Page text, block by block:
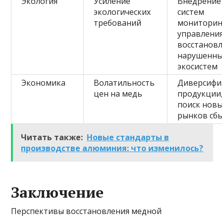
экологических
требований
систем
экосистем
Экономика
Волатильность
цен на медь
поиск
рынков
Читать также: Новые стандарты в
производстве алюминия: что изменилось?
Заключение
Перспективы восстановления медной